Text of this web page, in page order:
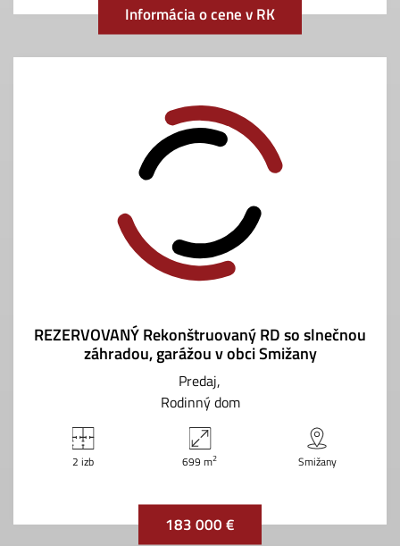
Informácia o cene v RK
REZERVOVANÝ Rekonštruovaný RD so slnečnou
záhradou, garážou v obci Smižany
Predaj
Rodinný dom
2 izb 699 m2 Smižany
183 000 €